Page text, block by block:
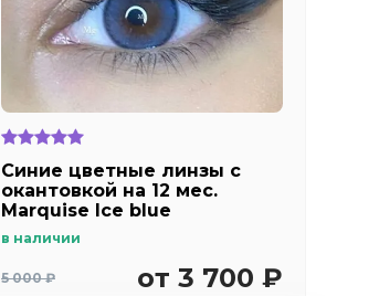
Синие цветные линзы c
окантовкой на 12 мес.
Marquise Ice blue
в наличии
5 000 ₽ от 3 700 ₽